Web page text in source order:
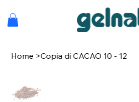
Home >Copia di CACAO 10 - 12